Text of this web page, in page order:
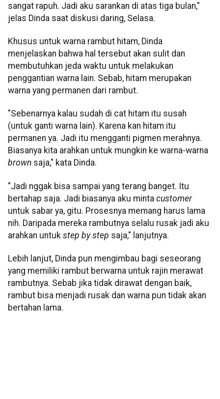
sangat rapuh. Jadi aku sarankan di atas tiga bulan,"
jelas Dinda saat diskusi daring, Selasa.
Khusus untuk warna rambut hitam, Dinda
menjelaskan bahwa hal tersebut akan sulit dan
membutuhkan jeda waktu untuk melakukan
penggantian warna lain. Sebab, hitam merupakan
warna yang permanen dari rambut.
"Sebenarnya kalau sudah di cat hitam itu susah
(untuk ganti warna lain). Karena kan hitam itu
permanen ya. Jadi itu mengganti pigmen merahnya.
Biasanya kita arahkan untuk mungkin ke warna-warna
brown saja," kata Dinda.
"Jadi nggak bisa sampai yang terang banget. Itu
bertahap saja. Jadi biasanya aku minta customer
untuk sabar ya, gitu. Prosesnya memang harus lama
nih. Daripada mereka rambutnya selalu rusak jadi aku
arahkan untuk step by step saja," lanjutnya.
Lebih lanjut, Dinda pun mengimbau bagi seseorang
yang memiliki rambut berwarna untuk rajin merawat
rambutnya. Sebab jika tidak dirawat dengan baik,
rambut bisa menjadi rusak dan warna pun tidak akan
bertahan lama.